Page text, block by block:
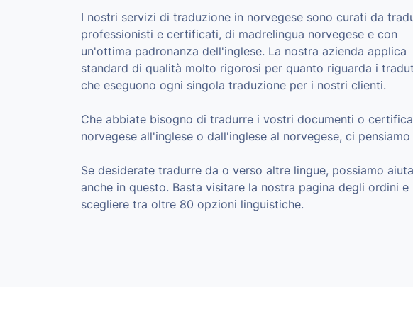
I nostri servizi di traduzione in norvegese sono curati da
professionisti e certificati, di madrelingua norvegese e con
un'ottima padronanza dell'inglese. La nostra azienda applica
standard di qualità molto rigorosi per quanto riguarda i
che eseguono ogni singola traduzione per i nostri clienti.
Che abbiate bisogno di tradurre i vostri documenti o
norvegese all'inglese o dall'inglese al norvegese, ci pensiamo
Se desiderate tradurre da o verso altre lingue, possiamo
anche in questo. Basta visitare la nostra pagina degli ordini e
scegliere tra oltre 80 opzioni linguistiche.